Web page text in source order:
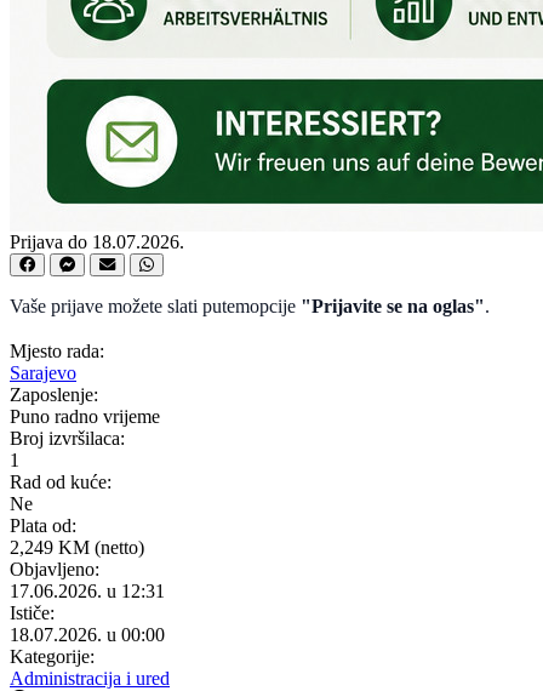
Prijava do 18.07.2026.
Vaše prijave možete slati putemopcije "Prijavite se na oglas".
Mjesto rada:
Sarajevo
Zaposlenje:
Puno radno vrijeme
Broj izvršilaca:
1
Rad od kuće:
Ne
Plata od:
2,249 KM (netto)
Objavljeno:
17.06.2026. u 12:31
Ističe:
18.07.2026. u 00:00
Kategorije:
Administracija i ured